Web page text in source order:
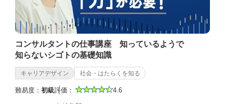
コンサルタントの仕事講座 知っているようで
知らないシゴトの基礎知識
キャリアデザイン 社会・はたらくを知る
難易度： 初級評価： 4.6